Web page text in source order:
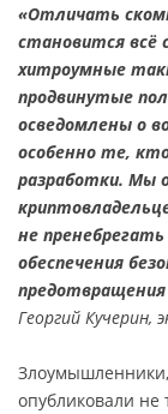
«Отличать
становится всё
хитроумные
продвинутые
осведомлены о
особенно те,
разработки. Мы
не
обеспечения
Георгий Кучерин,
опубликовали